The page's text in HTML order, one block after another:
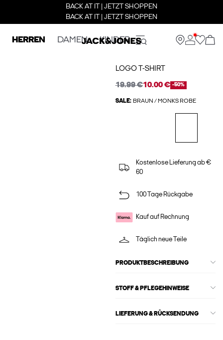
BACK AT IT | JETZT SHOPPEN
BACK AT IT | JETZT SHOPPEN
HERREN DAMEN KINDER
LOGO T-SHIRT
19.99 €10.00 € -50%
SALE: BRAUN / MONKS ROBE
Kostenlose Lieferung ab €
60
100 Tage Rückgabe
Kauf auf Rechnung
Täglich neue Teile
PRODUKTBESCHREIBUNG
STOFF & PFLEGEHINWEISE
LIEFERUNG & RÜCKSENDUNG